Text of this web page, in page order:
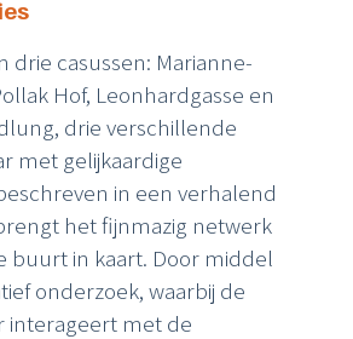
drie casussen: Marianne-
Hof, Leonhardgasse en
drie verschillende
met gelijkaardige
in een verhalend
het fijnmazig netwerk
buurt in kaart. Door middel
onderzoek, waarbij de
interageert met de